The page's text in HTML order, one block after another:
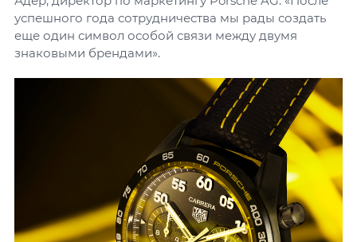
успешного года сотрудничества мы рады создать
еще один символ особой связи между двумя
знаковыми брендами».